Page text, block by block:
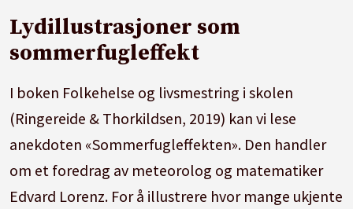
Lydillustrasjoner som
sommerfugleffekt
I boken Folkehelse og livsmestring i skolen
(Ringereide & Thorkildsen, 2019) kan vi lese
anekdoten «Sommerfugleffekten». Den handler
om et foredrag av meteorolog og matematiker
Edvard Lorenz. For å illustrere hvor mange ukjente